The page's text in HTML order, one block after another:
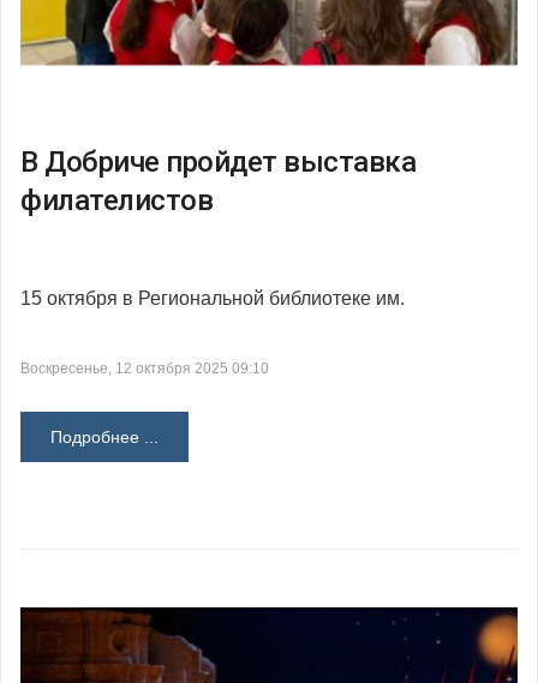
В Добриче пройдет выставка
филателистов
15 октября в Региональной библиотеке им.
Воскресенье, 12 октября 2025 09:10
Подробнее ...